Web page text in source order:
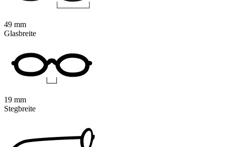
49 mm
Glasbreite
19 mm
Stegbreite